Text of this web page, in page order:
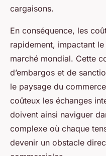
cargaisons.
En conséquence, les
rapidement, impactant
marché mondial. Cette
d’embargos et de
le paysage du
coûteux les échanges
doivent ainsi naviguer
complexe où chaque
devenir un obstacle